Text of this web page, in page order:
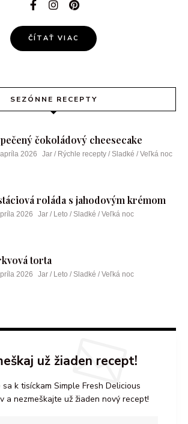
ČÍTAŤ VIAC
SEZÓNNE RECEPTY
čokoládový cheesecake
2026 Jar / Rýchle recepty / Sladké / Veľká noc
roláda s jahodovým krémom
2026 Jar / Leto / Sladké / Veľká noc
torta
2026 Jar / Leto / Sladké / Veľká noc
už žiaden recept!
k tisíckam Simple Fresh Delicious
a nezmeškajte už žiaden nový recept!